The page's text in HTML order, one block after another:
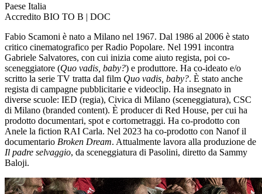
Paese Italia
Accredito BIO TO B | DOC
Fabio Scamoni è nato a Milano nel 1967. Dal 1986 al 2006 è stato
critico cinematografico per Radio Popolare. Nel 1991 incontra
Gabriele Salvatores, con cui inizia come aiuto regista, poi co-
sceneggiatore (Quo vadis, baby?) e produttore. Ha co-ideato e/o
scritto la serie TV tratta dal film Quo vadis, baby?. È stato anche
regista di campagne pubblicitarie e videoclip. Ha insegnato in
diverse scuole: IED (regia), Civica di Milano (sceneggiatura), CSC
di Milano (branded content). È producer di Red House, per cui ha
prodotto documentari, spot e cortometraggi. Ha co-prodotto con
Anele la fiction RAI Carla. Nel 2023 ha co-prodotto con Nanof il
documentario Broken Dream. Attualmente lavora alla produzione de
Il padre selvaggio, da sceneggiatura di Pasolini, diretto da Sammy
Baloji.